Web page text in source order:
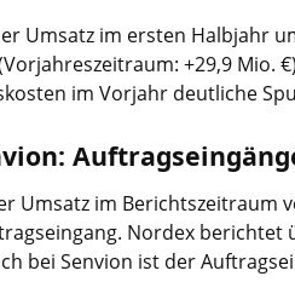
Umsatz im ersten Halbjahr
+29,9
im Vorjahr deutliche
Umsatz im Berichtszeitraum
Nordex berichtet
bei Senvion ist der